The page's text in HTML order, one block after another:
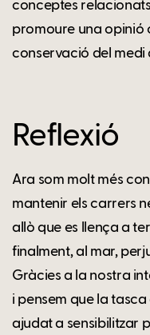
conceptes
promoure una opinió
conservació del medi
Reflexió
Ara som molt més
mantenir els carrers
allò que es llença a
finalment, al mar,
Gràcies a la nostra
i pensem que la
ajudat a sensibilitzar